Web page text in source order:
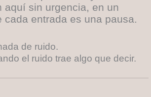
aquí sin urgencia, en un
cada entrada es una pausa.
de ruido.
el ruido trae algo que decir.